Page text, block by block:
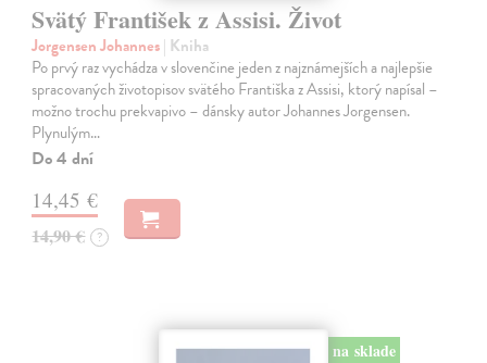
Svätý František z Assisi. Život
Jorgensen Johannes| Kniha
Po prvý raz vychádza v slovenčine jeden z najznámejších a najlepšie
spracovaných životopisov svätého Františka z Assisi, ktorý napísal –
možno trochu prekvapivo – dánsky autor Johannes Jorgensen.
Plynulým…
Do 4 dní
14,45 €
14,90 € ?
na sklade